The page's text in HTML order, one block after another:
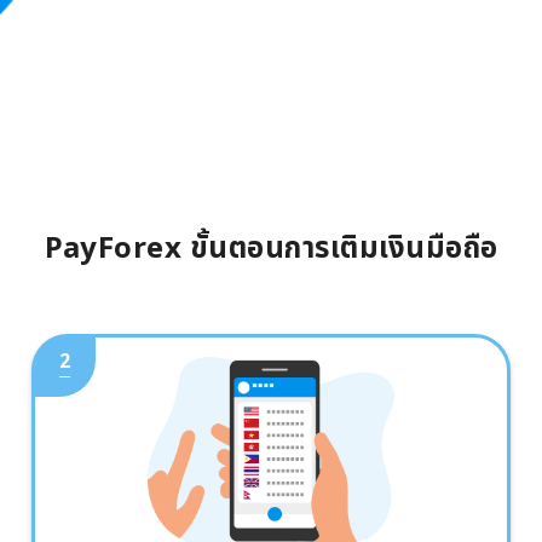
PayForex ขั้นตอนการเติมเงินมือถือ
2